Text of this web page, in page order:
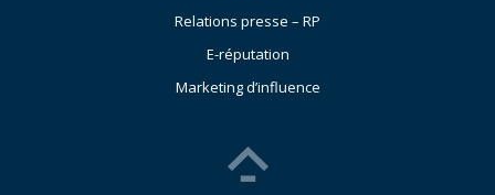
Relations presse – RP
E-réputation
Marketing d’influence